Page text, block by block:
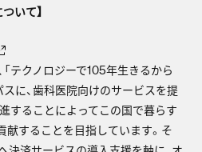
いて】
テクノロジーで105年生きるから
に、歯科医院向けのサービスを提
することによってこの国で暮らす
献することを目指しています。そ